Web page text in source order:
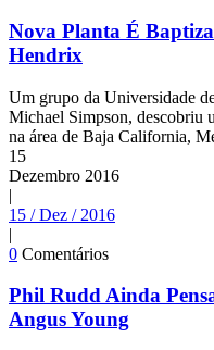
Nova Planta É
Hendrix
Um grupo da Universidade
Michael Simpson, descobriu
na área de Baja California,
15
Dezembro 2016
|
15 / Dez / 2016
|
0 Comentários
Phil Rudd Ainda
Angus Young